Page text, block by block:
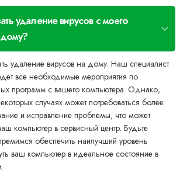
удаление вирусов с моего
удаление вирусов на дому. Наш специалист
все необходимые мероприятия по
программ с вашего компьютера. Однако,
случаях может потребоваться более
и исправление проблемы, что может
компьютер в сервисный центр. Будьте
обеспечить наилучший уровень
ваш компьютер в идеальное состояние в